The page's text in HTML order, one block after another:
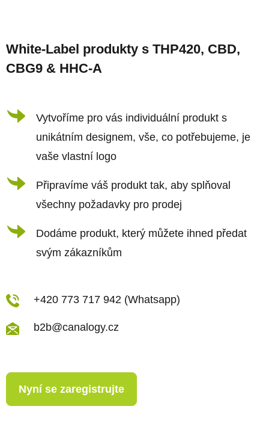
á
p
a
White-Label produkty s THP420, CBD,
CBG9 & HHC-A
Vytvoříme pro vás individuální produkt s
unikátním designem, vše, co potřebujeme, je
vaše vlastní logo
Připravíme váš produkt tak, aby splňoval
všechny požadavky pro prodej
Dodáme produkt, který můžete ihned předat
svým zákazníkům
+420 773 717 942 (Whatsapp)
b2b@canalogy.cz
Nyní se zaregistrujte